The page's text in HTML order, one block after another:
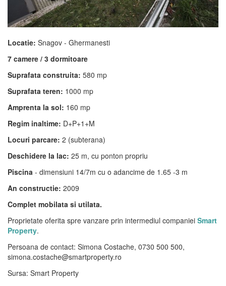
Locatie: Snagov - Ghermanesti
7 camere / 3 dormitoare
Suprafata construita: 580 mp
Suprafata teren: 1000 mp
Amprenta la sol: 160 mp
Regim inaltime: D+P+1+M
Locuri parcare: 2 (subterana)
Deschidere la lac: 25 m, cu ponton propriu
Piscina - dimensiuni 14/7m cu o adancime de 1.65 -3 m
An constructie: 2009
Complet mobilata si utilata.
Proprietate oferita spre vanzare prin intermediul companiei Smart
Property.
Persoana de contact: Simona Costache, 0730 500 500,
simona.costache@smartproperty.ro
Sursa: Smart Property